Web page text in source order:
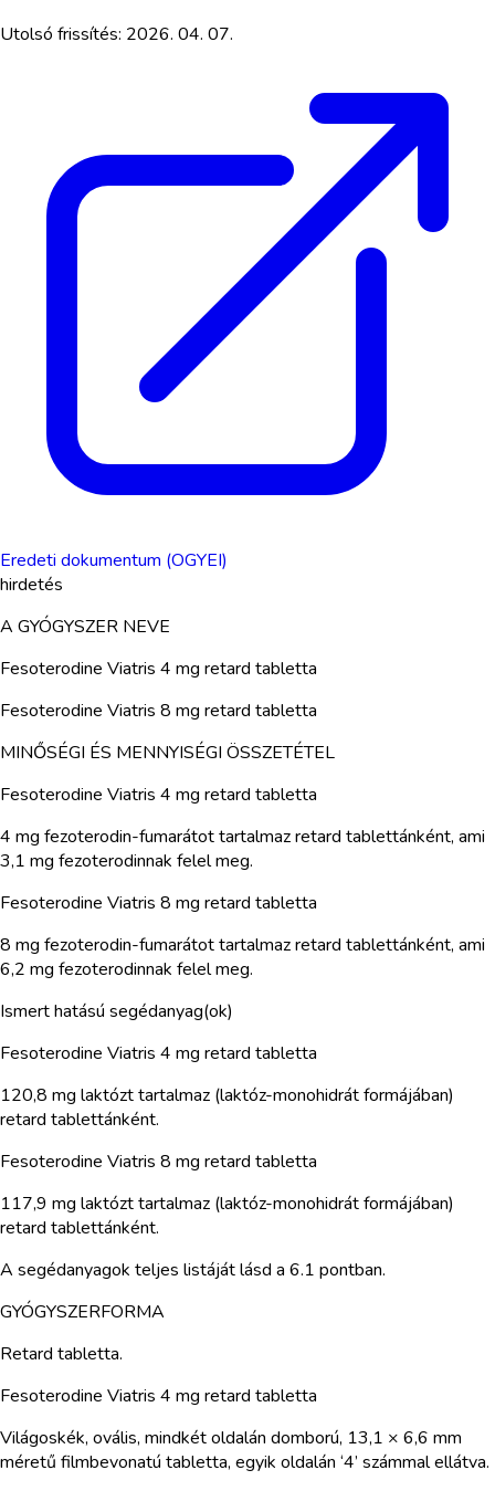
Utolsó frissítés: 2026. 04. 07.
Eredeti dokumentum (OGYEI)
hirdetés
A GYÓGYSZER NEVE
Fesoterodine Viatris 4 mg retard tabletta
Fesoterodine Viatris 8 mg retard tabletta
MINŐSÉGI ÉS MENNYISÉGI ÖSSZETÉTEL
Fesoterodine Viatris 4 mg retard tabletta
4 mg fezoterodin-fumarátot tartalmaz retard tablettánként, ami
3,1 mg fezoterodinnak felel meg.
Fesoterodine Viatris 8 mg retard tabletta
8 mg fezoterodin-fumarátot tartalmaz retard tablettánként, ami
6,2 mg fezoterodinnak felel meg.
Ismert hatású segédanyag(ok)
Fesoterodine Viatris 4 mg retard tabletta
120,8 mg laktózt tartalmaz (laktóz-monohidrát formájában)
retard tablettánként.
Fesoterodine Viatris 8 mg retard tabletta
117,9 mg laktózt tartalmaz (laktóz-monohidrát formájában)
retard tablettánként.
A segédanyagok teljes listáját lásd a 6.1 pontban.
GYÓGYSZERFORMA
Retard tabletta.
Fesoterodine Viatris 4 mg retard tabletta
Világoskék, ovális, mindkét oldalán domború, 13,1 × 6,6 mm
méretű filmbevonatú tabletta, egyik oldalán ‘4’ számmal ellátva.